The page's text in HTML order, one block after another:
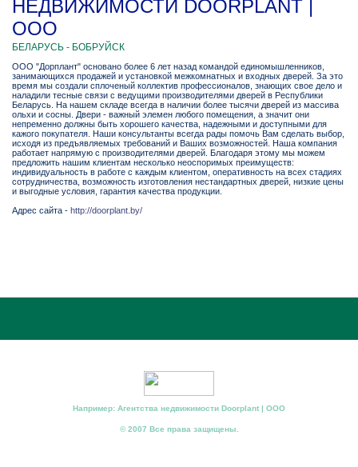
НЕДВИЖИМОСТИ DOORPLANT |
ООО
БЕЛАРУСЬ - БОБРУЙСК
ООО "Дорплант" основано более 6 лет назад командой единомышленников,
занимающихся продажей и установкой межкомнатных и входных дверей. За это
время мы создали сплоченый коллектив профессионалов, знающих свое дело и
наладили тесные связи с ведущими производителями дверей в Республики
Беларусь. На нашем складе всегда в наличии более тысячи дверей из массива
ольхи и сосны. Двери - важный элемен любого помещения, а значит они
непременно должны быть хорошего качества, надежными и доступными для
кажого покупателя. Наши консультанты всегда рады помочь Вам сделать выбор,
исходя из предъявляемых требований и Ваших возможностей. Наша компания
работает напрямую с производителями дверей. Благодаря этому мы можем
предложить нашим клиентам несколько неоспоримых преимуществ:
индивидуальность в работе с каждым клиентом, оперативность на всех стадиях
сотрудничества, возможность изготовления нестандартных дверей, низкие цены
и выгодные условия, гарантия качества продукции.
Адрес сайта - http://doorplant.by/
Например: Агентства недвижимости Doorplant | ООО
© 2007 Все права защищены.